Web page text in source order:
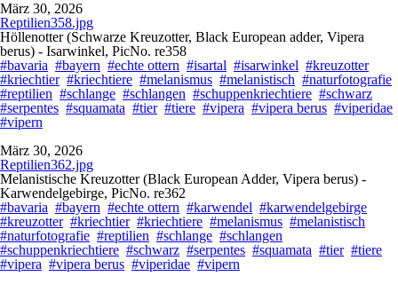
März 30, 2026
Reptilien358.jpg
Höllenotter (Schwarze Kreuzotter, Black European adder, Vipera
berus) - Isarwinkel, PicNo. re358
#bavaria #bayern #echte ottern #isartal #isarwinkel #kreuzotter
#kriechtier #kriechtiere #melanismus #melanistisch #naturfotografie
#reptilien #schlange #schlangen #schuppenkriechtiere #schwarz
#serpentes #squamata #tier #tiere #vipera #vipera berus #viperidae
#vipern
März 30, 2026
Reptilien362.jpg
Melanistische Kreuzotter (Black European Adder, Vipera berus) -
Karwendelgebirge, PicNo. re362
#bavaria #bayern #echte ottern #karwendel #karwendelgebirge
#kreuzotter #kriechtier #kriechtiere #melanismus #melanistisch
#naturfotografie #reptilien #schlange #schlangen
#schuppenkriechtiere #schwarz #serpentes #squamata #tier #tiere
#vipera #vipera berus #viperidae #vipern